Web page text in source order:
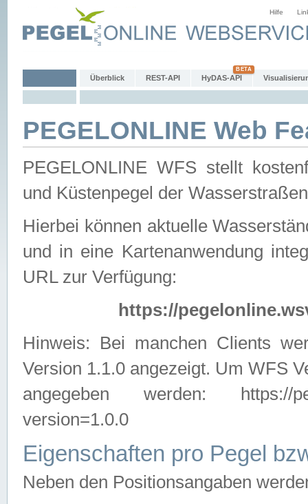
Hilfe
Überblick REST-API HyDAS-API
PEGELONLINE Web
PEGELONLINE WFS stellt
und Küstenpegel der
Hierbei können aktuelle
und in eine Kartenanwendung
URL zur Verfügung:
https://
Hinweis: Bei manchen Clients
Version 1.1.0 angezeigt. Um WFS
angegeben werden: https://
version=1.0.0
Eigenschaften pro Pegel
Neben den Positionsangaben